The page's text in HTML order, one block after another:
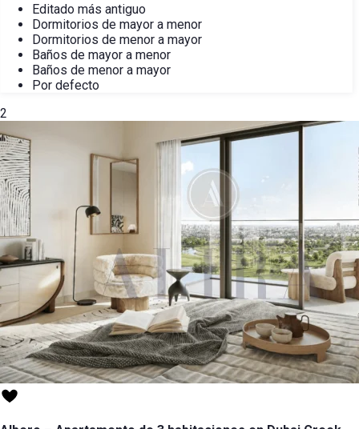
Editado más antiguo
Dormitorios de mayor a menor
Dormitorios de menor a mayor
Baños de mayor a menor
Baños de menor a mayor
Por defecto
2